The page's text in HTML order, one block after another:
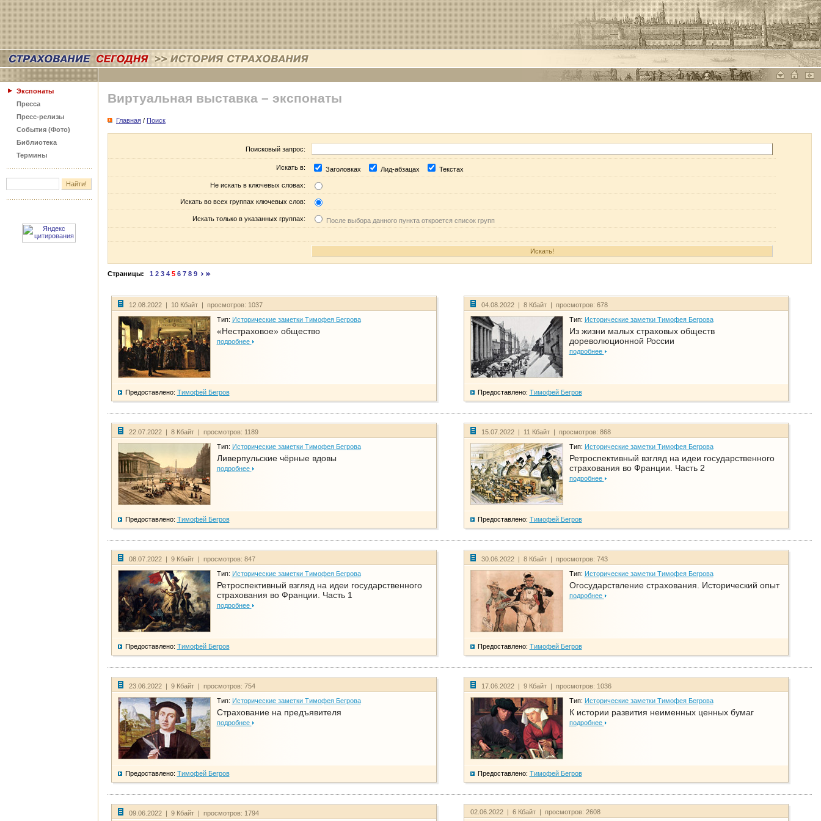
Экспонаты
Пресса
Пресс-релизы
События (Фото)
Библиотека
Термины
Виртуальная выставка – экспонаты
Главная / Поиск
Поисковый запрос:
Искать в: Заголовках Лид-абзацах Текстах
Не искать в ключевых словах:
Искать во всех группах ключевых слов:
Искать только в указанных группах: После выбора данного пункта откроется список групп
Страницы: 1 2 3 4 5 6 7 8 9
12.08.2022 | 10 Кбайт | просмотров: 1037
Тип: Исторические заметки Тимофея Бегрова
«Нестраховое» общество
подробнее
Предоставлено: Тимофей Бегров
04.08.2022 | 8 Кбайт | просмотров: 678
Тип: Исторические заметки Тимофея Бегрова
Из жизни малых страховых обществ
дореволюционной России
подробнее
Предоставлено: Тимофей Бегров
22.07.2022 | 8 Кбайт | просмотров: 1189
Тип: Исторические заметки Тимофея Бегрова
Ливерпульские чёрные вдовы
подробнее
Предоставлено: Тимофей Бегров
15.07.2022 | 11 Кбайт | просмотров: 868
Тип: Исторические заметки Тимофея Бегрова
Ретроспективный взгляд на идеи государственного
страхования во Франции. Часть 2
подробнее
Предоставлено: Тимофей Бегров
08.07.2022 | 9 Кбайт | просмотров: 847
Тип: Исторические заметки Тимофея Бегрова
Ретроспективный взгляд на идеи государственного
страхования во Франции. Часть 1
подробнее
Предоставлено: Тимофей Бегров
30.06.2022 | 8 Кбайт | просмотров: 743
Тип: Исторические заметки Тимофея Бегрова
Огосударствление страхования. Исторический опыт
подробнее
Предоставлено: Тимофей Бегров
23.06.2022 | 9 Кбайт | просмотров: 754
Тип: Исторические заметки Тимофея Бегрова
Страхование на предъявителя
подробнее
Предоставлено: Тимофей Бегров
17.06.2022 | 9 Кбайт | просмотров: 1036
Тип: Исторические заметки Тимофея Бегрова
К истории развития неименных ценных бумаг
подробнее
Предоставлено: Тимофей Бегров
09.06.2022 | 9 Кбайт | просмотров: 1794 02.06.2022 | 6 Кбайт | просмотров: 2608